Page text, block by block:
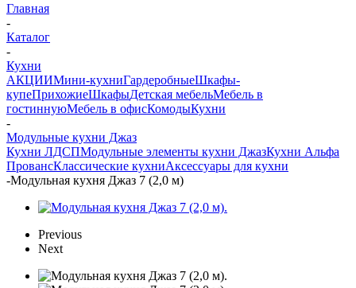
Главная
-
Каталог
-
Кухни
АКЦИИМини-кухниГардеробныеШкафы-
купеПрихожиеШкафыДетская мебельМебель в
гостиннуюМебель в офисКомодыКухни
-
Модульные кухни Джаз
Кухни ЛДСПМодульные элементы кухни ДжазКухни Альфа
ПровансКлассические кухниАксессуары для кухни
-Модульная кухня Джаз 7 (2,0 м)
Previous
Next